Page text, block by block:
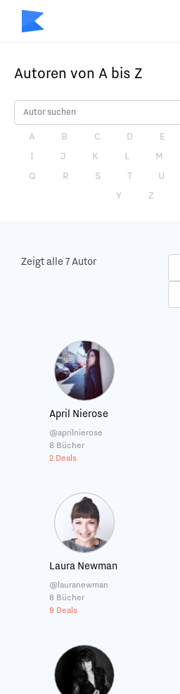
Autoren von A bis Z
A B C D E
I
J K L M
Q
R S T U
Y
Z
Zeigt alle 7 Autor
April Nierose
@aprilnierose
8 Bücher
2 Deals
Laura Newman
@lauranewman
8 Bücher
9 Deals